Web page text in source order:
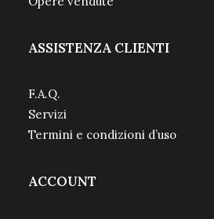
ASSISTENZA CLIENTI
F.A.Q.
Servizi
Termini e condizioni d’uso
ACCOUNT